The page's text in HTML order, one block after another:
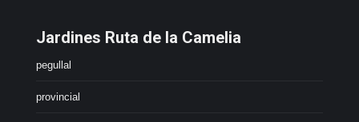
Jardines Ruta de la Camelia
pegullal
provincial